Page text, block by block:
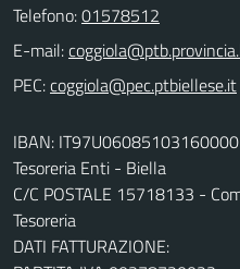
Telefono:01578512
E-mail:
PEC:
IBAN:
Tesoreria Enti - Biella
C/C POSTALE 15718133 -
Tesoreria
DATI FATTURAZIONE: